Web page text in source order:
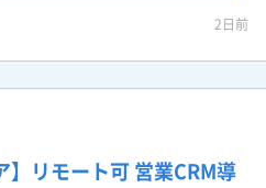
2日前
】リモート可 営業CRM導